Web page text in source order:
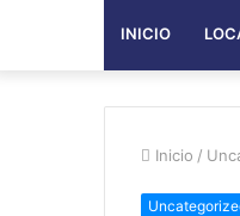
INICIO
Inicio /